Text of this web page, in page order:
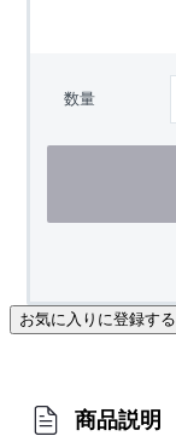
数量
お気に入りに登録する
商品説明